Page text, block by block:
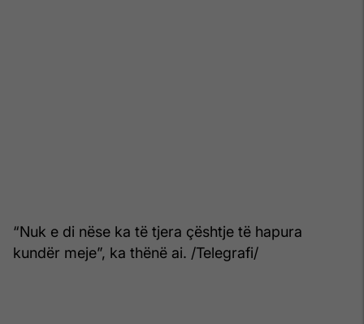
“Nuk e di nëse ka të tjera çështje të hapura
kundër meje”, ka thënë ai. /Telegrafi/